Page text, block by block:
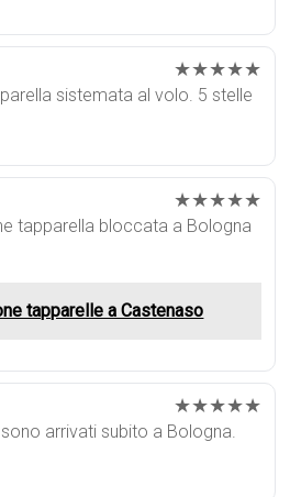
★★★★★
sistemata al volo. 5 stelle
★★★★★
tapparella bloccata a Bologna
tapparelle a Castenaso
★★★★★
arrivati subito a Bologna.